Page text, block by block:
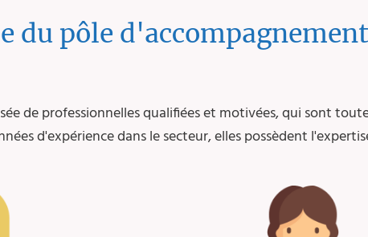
du pôle
de professionnelles qualifiées et motivées, qui sont
d'expérience dans le secteur, elles possèdent